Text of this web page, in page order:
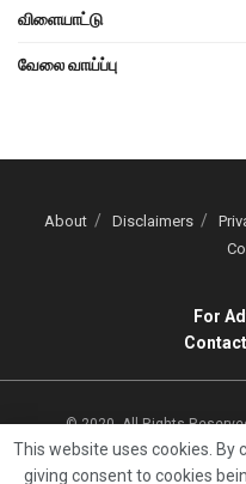
விளையாட்டு
வேலை வாய்ப்பு
About Disclaimers
For
© 2020, All Rights
This website uses cookies. By
giving consent to cookies